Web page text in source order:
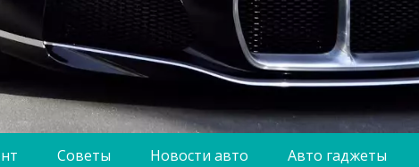
Советы Новости авто Авто гаджеты